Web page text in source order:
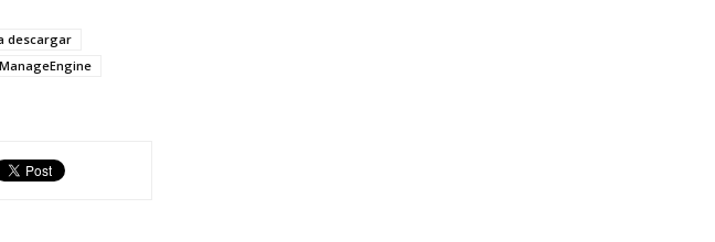
descargar
ManageEngine